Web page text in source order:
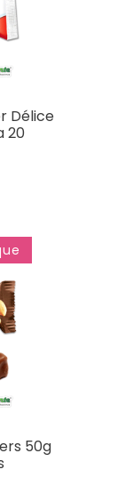
Délice
20
50g